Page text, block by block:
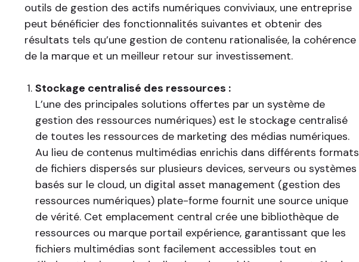
outils de gestion des actifs numériques conviviaux, une entreprise
peut bénéficier des fonctionnalités suivantes et obtenir des
résultats tels qu’une gestion de contenu rationalisée, la cohérence
de la marque et un meilleur retour sur investissement.
Stockage centralisé des ressources :
L’une des principales solutions offertes par un système de
gestion des ressources numériques) est le stockage centralisé
de toutes les ressources de marketing des médias numériques.
Au lieu de contenus multimédias enrichis dans différents formats
de fichiers dispersés sur plusieurs devices, serveurs ou systèmes
basés sur le cloud, un digital asset management (gestion des
ressources numériques) plate-forme fournit une source unique
de vérité. Cet emplacement central crée une bibliothèque de
ressources ou marque portail expérience, garantissant que les
fichiers multimédias sont facilement accessibles tout en